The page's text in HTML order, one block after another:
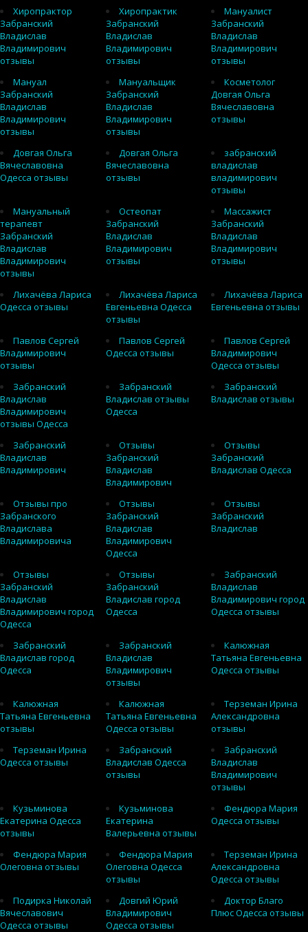
Хиропрактор
Забранский
Владислав
Владимирович
отзывы
Хиропрактик
Забранский
Владислав
Владимирович
отзывы
Мануалист
Забранский
Владислав
Владимирович
отзывы
Мануал
Забранский
Владислав
Владимирович
отзывы
Мануальщик
Забранский
Владислав
Владимирович
отзывы
Косметолог
Довгая Ольга
Вячеславовна
отзывы
Довгая Ольга
Вячеславовна
Одесса отзывы
Довгая Ольга
Вячеславовна
отзывы
забранский
владислав
владимирович
отзывы
Мануальный
терапевт
Забранский
Владислав
Владимирович
отзывы
Остеопат
Забранский
Владислав
Владимирович
отзывы
Массажист
Забранский
Владислав
Владимирович
отзывы
Лихачёва Лариса
Одесса отзывы
Лихачёва Лариса
Евгеньевна Одесса
отзывы
Лихачёва Лариса
Евгеньевна отзывы
Павлов Сергей
Владимирович
отзывы
Павлов Сергей
Одесса отзывы
Павлов Сергей
Владимирович
Одесса отзывы
Забранский
Владислав
Владимирович
отзывы Одесса
Забранский
Владислав отзывы
Одесса
Забранский
Владислав отзывы
Забранский
Владислав
Владимирович
Отзывы
Забранский
Владислав
Владимирович
Отзывы
Забранский
Владислав Одесса
Отзывы про
Забранского
Владислава
Владимировича
Отзывы
Забранский
Владислав
Владимирович
Одесса
Отзывы
Забранский
Владислав
Отзывы
Забранский
Владислав
Владимирович город
Одесса
Отзывы
Забранский
Владислав город
Одесса
Забранский
Владислав
Владимирович город
Одесса отзывы
Забранский
Владислав город
Одесса
Забранский
Владислав
Владимирович
отзывы
Калюжная
Татьяна Евгеньевна
Одесса отзывы
Калюжная
Татьяна Евгеньевна
отзывы
Калюжная
Татьяна Евгеньевна
Одесса отзывы
Терземан Ирина
Александровна
отзывы
Терземан Ирина
Одесса отзывы
Забранский
Владислав Одесса
отзывы
Забранский
Владислав
Владимирович
отзывы
Кузьминова
Екатерина Одесса
отзывы
Кузьминова
Екатерина
Валерьевна отзывы
Фендюра Мария
Одесса отзывы
Фендюра Мария
Олеговна отзывы
Фендюра Мария
Олеговна Одесса
отзывы
Терземан Ирина
Александровна
Одесса отзывы
Подирка Николай
Вячеславович
Одесса отзывы
Довгий Юрий
Владимирович
Одесса отзывы
Доктор Благо
Плюс Одесса отзывы